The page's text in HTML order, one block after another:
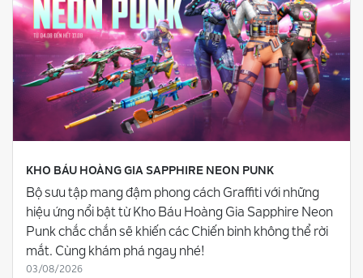
KHO BÁU HOÀNG GIA SAPPHIRE NEON PUNK
Bộ sưu tập mang đậm phong cách Graffiti với những
hiệu ứng nổi bật từ Kho Báu Hoàng Gia Sapphire Neon
Punk chắc chắn sẽ khiến các Chiến binh không thể rời
mắt. Cùng khám phá ngay nhé!
03/08/2026